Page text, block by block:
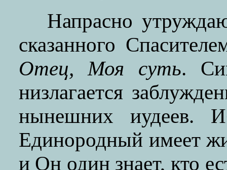
Напрасно
сказанного
Отец, Моя суть.
низлагается
нынешних иудеев.
Единородный имеет
и Он один знает, кто